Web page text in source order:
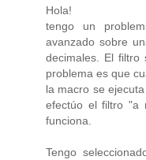
Hola!
tengo un
avanzado sobre
decimales. El filtro
problema es que
la macro se
efectúo el filtro "a
funciona.
Tengo